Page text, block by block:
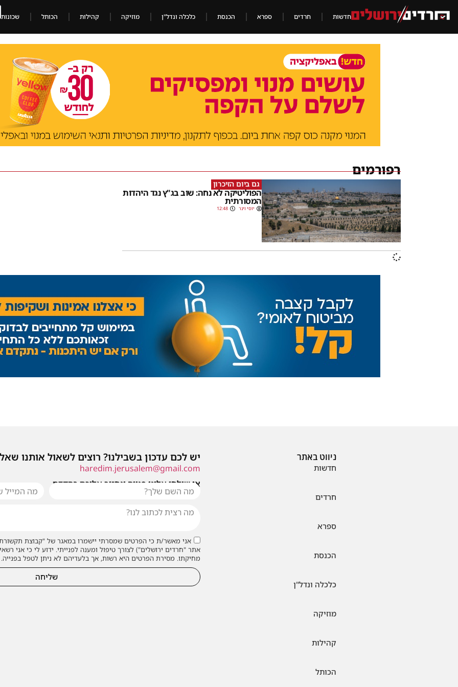
חדשות חרדים ספרא הכנסת כלכלה ונדל"ן מוזיקה קהילות הכותל שכונות
רפורמים
גם ביום הזיכרון
הפוליטיקה לא נחה: שוב בג"ץ נגד היהדות
המסורתית
יוסי וינר 12:48
ניווט באתר
חדשות
חרדים
ספרא
הכנסת
כלכלה ונדל"ן
מוזיקה
קהילות
הכותל
יש לכם עדכון בשבילנו? רוצים לשאול אותנו
haredim.jerusalem@gmail.com
או שילחו אלינו פנייה ונחזור אליכם בהקדם
אני מאשר/ת כי הפרטים שמסרתי יישמרו במאגר של "קבוצת
אתר "חרדים ירושלים") לצורך טיפול ומענה לפנייתי. ידוע לי כי אני
מחיקתו. מסירת הפרטים היא רשות, אך בלעדיהם לא ניתן לטפל
שליחה